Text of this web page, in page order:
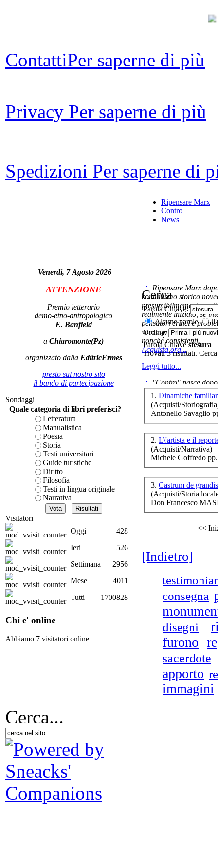
di
La
ContattiPer saperne di più
Privacy Per saperne di più
Spedizioni Per saperne di
Venerdi, 7 Agosto 2026
ATTENZIONE
Premio letterario
demo-etno-antropologico
E. Banfield
a Chiaromonte(Pz)
organizzato dalla EditricErmes
presto sul nostro sito
il bando di partecipazione
Sondaggi
Quale categoria di libri preferisci?
Letteratura
Manualistica
Poesia
Storia
Testi universitari
Guide turistiche
Diritto
Filosofia
Testi in lingua originale
Narrativa
Visitatori
Oggi
428
Ieri
526
Settimana
2956
Mese
4011
Tutti
1700828
Chi e' online
Abbiamo 7 visitatori online
Ripensare Marx
Contro
News
Ripensare Marx
comunismo storico
presumibilmemente
realmente iniziato, se
pensatori critici e
vere e proprie correnti
nonché consistenti.
Acquista ora...
Leggi tutto...
"Contro" nasce
cominciato con la
ripensaremarx. i saggi
questa collaborazione
è teorica, sempre però
presente fase.
Acquista ora...
A feed could not be
http://www.lastampa.it/
Cerca
Parola Chiave:
Alcune parole
Ordina:
Parola Chiavestesura
Trovati 3 risultati.
1. Dinamiche
(Acquisti/
Antonello Savaglio
2.
(Acquisti/Narrativa)
Michele Goffredo
3. Castrum de
(Acquisti/Storia
Don Francesco
<<
[Indietro]
consegna
disegni
furono
sacerdote
apporto
immagini
Cerca...